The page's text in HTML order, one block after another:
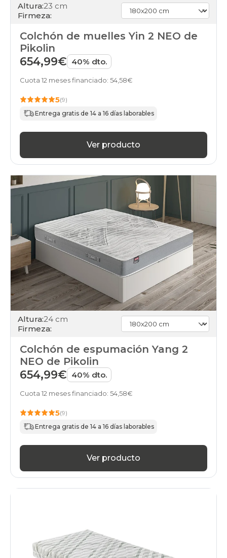
Altura:23 cm
Firmeza:
Colchón de muelles Yin 2 NEO de
Pikolin
654,99€ 40% dto.
Cuota 12 meses financiado: 54,58€
5(9)
Entrega gratis de 14 a 16 días laborables
Ver producto
Altura:24 cm
Firmeza:
Colchón de espumación Yang 2
NEO de Pikolin
654,99€ 40% dto.
Cuota 12 meses financiado: 54,58€
5(9)
Entrega gratis de 14 a 16 días laborables
Ver producto